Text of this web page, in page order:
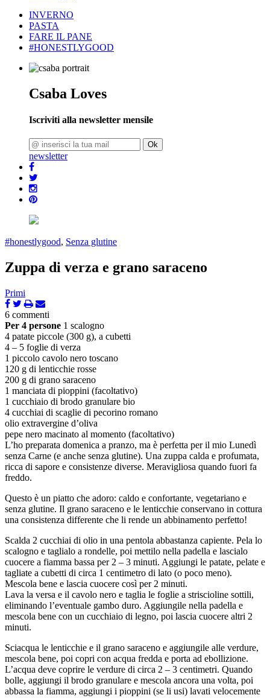
INVERNO
PASTA
FARE IL PANE
#HONESTLYGOOD
Csaba Loves
Iscriviti alla newsletter mensile
Ok
newsletter
#honestlygood, Senza glutine
Zuppa di verza e grano saraceno
Primi
6 commenti
Per 4 persone 1 scalogno
4 patate piccole (300 g), a cubetti
4 – 5 foglie di verza
1 piccolo cavolo nero toscano
120 g di lenticchie rosse
200 g di grano saraceno
1 manciata di pioppini (facoltativo)
1 cucchiaio di brodo granulare bio
4 cucchiai di scaglie di pecorino romano
olio extravergine d’oliva
pepe nero macinato al momento (facoltativo)
L’ho preparata domenica a pranzo, ma è perfetta per il mio Lunedì
senza Carne (e anche senza glutine). Una zuppa calda e profumata,
ricca di sapore e consistenze diverse. Meravigliosa quando fuori fa
freddo.
Questo è un piatto che adoro: caldo e confortante, vegetariano e
senza glutine. Il grano saraceno e le lenticchie conservano in cottura
una consistenza differente che li rende un abbinamento perfetto!
Scalda 2 cucchiai di olio in una pentola abbastanza capiente. Pela lo
scalogno e taglialo a rondelle, poi mettilo nella padella e lascialo
cuocere a fiamma bassa per 2 – 3 minuti. Aggiungi le patate, pelate e
tagliate a cubetti di circa 1 centimetro di lato (o poco meno).
Mescola bene e lascia cuocere così per 2 minuti.
Lava la versa e il cavolo nero e taglia le foglie a striscioline sottili,
eliminando l’eventuale gambo duro. Aggiungile nella padella e
mescola bene con un cucchiaio di legno, poi lascia cuocere altri 2
minuti.
Sciacqua le lenticchie e il grano saraceno e aggiungile alle verdure,
mescola bene, poi copri con acqua fredda e porta ad ebollizione.
L’acqua deve coprire le verdure di circa 2 – 3 centimetri. Quando
bolle, aggiungi il brodo granulare e mescola ancora una volta, poi
abbassa la fiamma, aggiungi i pioppini (se li usi) lavati velocemente